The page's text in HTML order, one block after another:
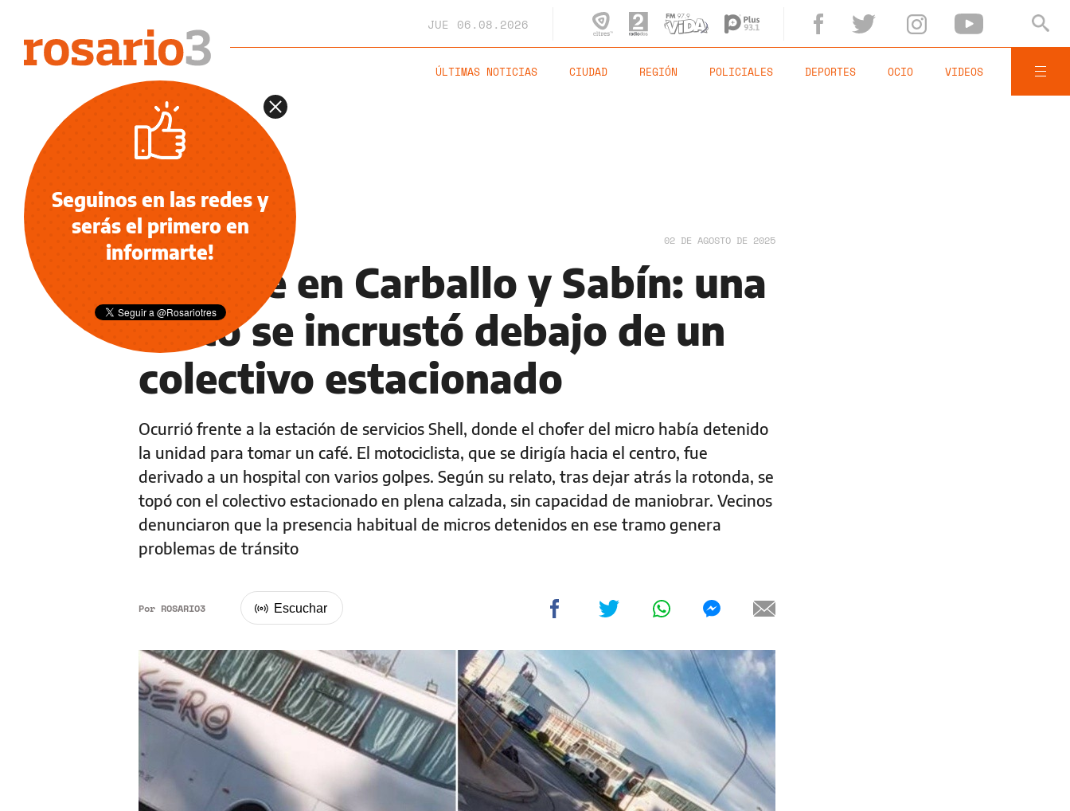
JUE 06.08.2026
ÚLTIMAS NOTICIAS CIUDAD REGIÓN POLICIALES DEPORTES OCIO VIDEOS
INFORMACIÓN GENERAL 02 DE AGOSTO DE 2025
Choque en Carballo y Sabín: una
moto se incrustó debajo de un
colectivo estacionado
Ocurrió frente a la estación de servicios Shell, donde el chofer del micro había detenido
la unidad para tomar un café. El motociclista, que se dirigía hacia el centro, fue
derivado a un hospital con varios golpes. Según su relato, tras dejar atrás la rotonda, se
topó con el colectivo estacionado en plena calzada, sin capacidad de maniobrar. Vecinos
denunciaron que la presencia habitual de micros detenidos en ese tramo genera
problemas de tránsito
Por ROSARIO3
Seguinos en las redes y
serás el primero en
informarte!